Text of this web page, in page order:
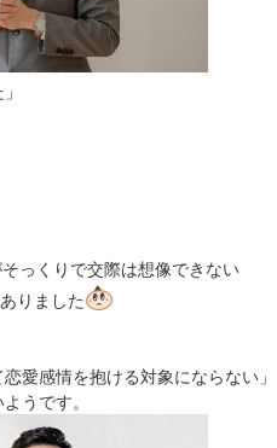
っくりで交際は想像できない
りました
愛感情を抱ける対象にならない」
うです。